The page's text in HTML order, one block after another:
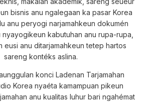
bisnis anu ngalegaan ka pasar Korea
anu peryogi narjamahkeun dokumén
nyayogikeun kabutuhan anu rupa-rupa,
eusi anu ditarjamahkeun tetep hartos
sareng kontéks aslina.
konci Ladenan Tarjamahan
Korea nyaéta kamampuan pikeun
anu kualitas luhur bari ngahémat